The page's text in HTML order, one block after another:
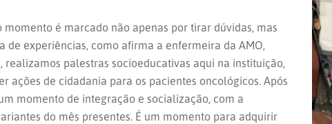
é marcado não apenas por tirar dúvidas, mas
de experiências, como afirma a enfermeira da AMO,
realizamos palestras socioeducativas aqui na instituição,
ações de cidadania para os pacientes oncológicos. Após
momento de integração e socialização, com a
do mês presentes. É um momento para adquirir